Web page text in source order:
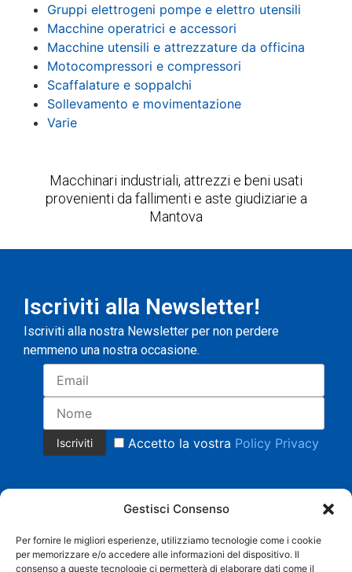
Gestisci Consenso
Per fornire le migliori esperienze, utilizziamo tecnologie come i cookie
per memorizzare e/o accedere alle informazioni del dispositivo. Il
consenso a queste tecnologie ci permetterà di elaborare dati come il
Gruppi elettrogeni pompe e elettro utensili
Macchine operatrici e accessori
Macchine utensili e attrezzature da officina
Motocompressori e compressori
Scaffalature e soppalchi
Sollevamento e movimentazione
Varie
Macchinari industriali, attrezzi e beni usati
provenienti da fallimenti e aste giudiziarie a
Mantova
Iscriviti alla Newsletter!
Iscriviti alla nostra Newsletter per non perdere
nemmeno una nostra occasione.
Accetto la vostra Policy Privacy
Copyright 2023 © Tutti i diritti riservati.